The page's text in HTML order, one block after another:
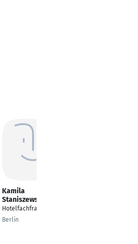
Kamila
Staniszewska
Hotelfachfrau
Berlin